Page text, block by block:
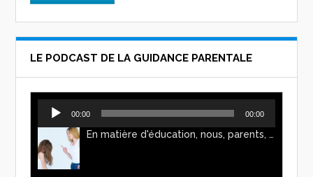
LE PODCAST DE LA GUIDANCE PARENTALE
Lecteur
audio
00:00 00:00
En matière d'éducation, nous, parents, avons l'impression de faire preuve d'autorité. Mais n'est-ce pas, parfois, plutôt un jeu de pouvoir ? Ce podcast vous permettra d'y voir plus clair !